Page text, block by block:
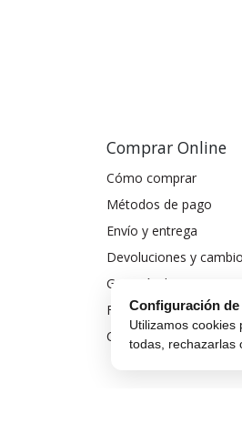
Comprar Online
Cómo comprar
Métodos de pago
Envío y entrega
Devoluciones y
Garantía de compra
Financiar móvil
Condiciones de compra
Configuración
Utilizamos
todas, rechazarlas